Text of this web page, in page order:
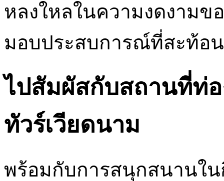
หลงใหลในความงดงามข
มอบประสบการณ์ที่สะท้อ
ไปสัมผัสกับสถานที่ท่
ทัวร์เวียดนาม
พร้อมกับการสนุกสนานใ